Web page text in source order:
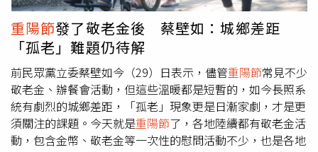
（王中平之女），以及旺旺孝親獎得獎歌曲專輯製作人崔軾
玄等文藝界人士也到場觀禮。來自大陸21個省市、香港、澳
門以及馬來西亞、澳洲、美國等地的三百餘位來賓參加了典
禮，體現出孝親文化在全球華人中的廣泛影響力。典禮安排
了系列演出環節。歌手范怡文演唱了2023年獲獎孝親歌曲
〈芋冰〉；演員焦恩俊與女兒焦曼婷合唱了〈你知道我需要
什麼〉，展現了親情的溫暖；歌手高凌風之子寶弟演唱了
〈高凌風成名組曲〉與〈牽不到你的手〉，以表達對父親的
追思。此外，節目還以生動形式探討了現代人如何踐行孝
重陽節發了敬老金後 蔡壁如：城鄉差距
「孤老」難題仍待解
前民眾黨立委蔡壁如今（29）日表示，儘管重陽節常見不少
敬老金、辦餐會活動，但這些溫暖都是短暫的，如今長照系
統有劇烈的城鄉差距，「孤老」現象更是日漸家劇，才是更
須關注的課題。今天就是重陽節了，各地陸續都有敬老金活
動，包含金幣、敬老金等一次性的慰問活動不少，也是各地